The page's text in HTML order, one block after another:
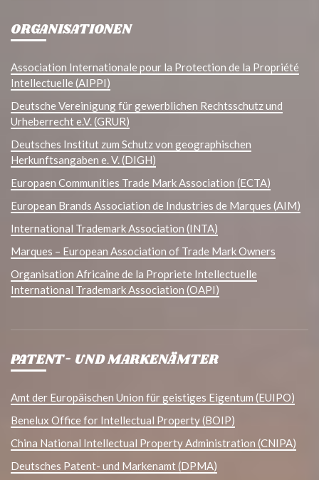
ORGANISATIONEN
Association Internationale pour la Protection de la Propriété
Intellectuelle (AIPPI)
Deutsche Vereinigung für gewerblichen Rechtsschutz und
Urheberrecht e.V. (GRUR)
Deutsches Institut zum Schutz von geographischen
Herkunftsangaben e. V. (DIGH)
Europaen Communities Trade Mark Association (ECTA)
European Brands Association de Industries de Marques (AIM)
International Trademark Association (INTA)
Marques – European Association of Trade Mark Owners
Organisation Africaine de la Propriete Intellectuelle
International Trademark Association (OAPI)
PATENT- UND MARKENÄMTER
Amt der Europäischen Union für geistiges Eigentum (EUIPO)
Benelux Office for Intellectual Property (BOIP)
China National Intellectual Property Administration (CNIPA)
Deutsches Patent- und Markenamt (DPMA)